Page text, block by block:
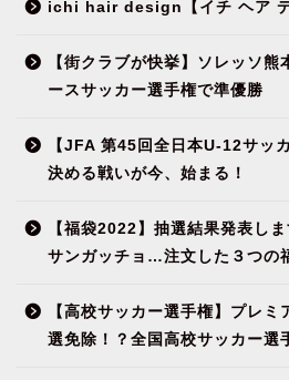
ichi hair design【イチ ヘア デ
【街クラブが快挙】ソレッソ
ースサッカー選手権で準優勝
【JFA 第45回全日本U-12サッ
決める戦いが今、始まる！
【福袋2022】抽選結果発表し
サンガッチョ…注文した３つの
【高校サッカー選手権】プレ
選免除！？全国高校サッカー選